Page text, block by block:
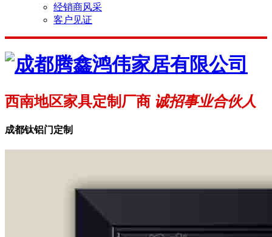
经销商风采
客户见证
西南地区家具定制厂商 诚招事业合伙人
成都钛铝门定制